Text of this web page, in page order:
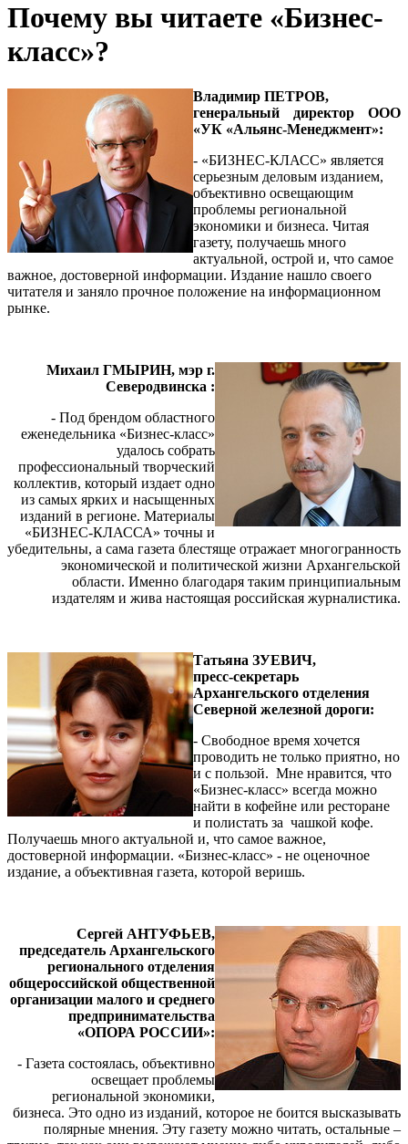
Почему вы читаете «Бизнес-
класс»?
Владимир ПЕТРОВ,
генеральный директор ООО
«УК «Альянс-Менеджмент»:
- «БИЗНЕС-КЛАСС» является
серьезным деловым изданием,
объективно освещающим
проблемы региональной
экономики и бизнеса. Читая
газету, получаешь много
актуальной, острой и, что самое
важное, достоверной информации. Издание нашло своего
читателя и заняло прочное положение на информационном
рынке.
Михаил ГМЫРИН, мэр г.
Северодвинска :
- Под брендом областного
еженедельника «Бизнес-класс»
удалось собрать
профессиональный творческий
коллектив, который издает одно
из самых ярких и насыщенных
изданий в регионе. Материалы
«БИЗНЕС-КЛАССА» точны и
убедительны, а сама газета блестяще отражает многогранность
экономической и политической жизни Архангельской
области. Именно благодаря таким принципиальным
издателям и жива настоящая российская журналистика.
Татьяна ЗУЕВИЧ,
пресс-секретарь
Архангельского отделения
Северной железной дороги:
- Свободное время хочется
проводить не только приятно, но
и с пользой. Мне нравится, что
«Бизнес-класс» всегда можно
найти в кофейне или ресторане
и полистать за чашкой кофе.
Получаешь много актуальной и, что самое важное,
достоверной информации. «Бизнес-класс» - не оценочное
издание, а объективная газета, которой веришь.
Сергей АНТУФЬЕВ,
председатель Архангельского
регионального отделения
общероссийской общественной
организации малого и среднего
предпринимательства
«ОПОРА РОССИИ»:
- Газета состоялась, объективно
освещает проблемы
региональной экономики,
бизнеса. Это одно из изданий, которое не боится высказывать
полярные мнения. Эту газету можно читать, остальные –